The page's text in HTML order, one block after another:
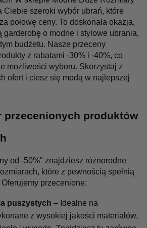
Ciebie szeroki wybór ubrań, które
połowę ceny. To doskonała okazja,
garderobę o modne i stylowe ubrania,
budżetu. Nasze przeceny
z rabatami -30% i -40%, co
możliwości wyboru. Skorzystaj z
ofert i ciesz się modą w najlepszej
przecenionych produktów
od -50%" znajdziesz różnorodne
które z pewnością spełnią
przecenione:
puszystych – Idealne na
z wysokiej jakości materiałów,